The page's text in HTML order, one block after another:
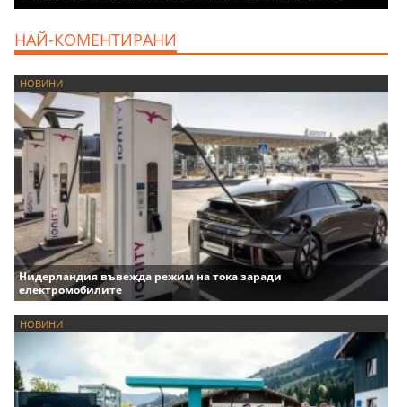
НАЙ-КОМЕНТИРАНИ
НОВИНИ
Нидерландия въвежда режим на тока заради
електромобилите
НОВИНИ